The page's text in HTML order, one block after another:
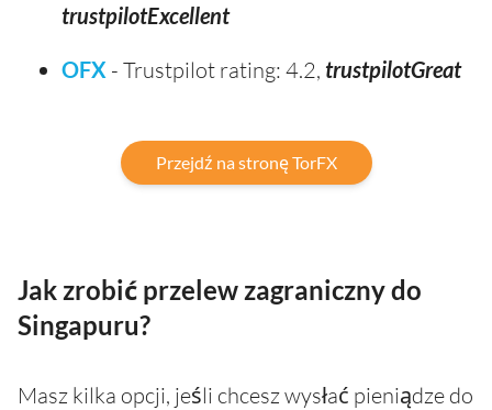
trustpilotExcellent
OFX - Trustpilot rating: 4.2, trustpilotGreat
Przejdź na stronę TorFX
Jak zrobić przelew zagraniczny do
Singapuru?
Masz kilka opcji, jeśli chcesz wysłać pieniądze do